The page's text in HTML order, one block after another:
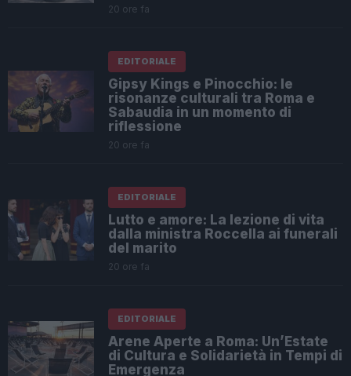
20 ore fa
EDITORIALE
Gipsy Kings e Pinocchio: le
risonanze culturali tra Roma e
Sabaudia in un momento di
riflessione
20 ore fa
EDITORIALE
Lutto e amore: La lezione di vita
dalla ministra Roccella ai funerali
del marito
20 ore fa
EDITORIALE
Arene Aperte a Roma: Un’Estate
di Cultura e Solidarietà in Tempi di
Emergenza